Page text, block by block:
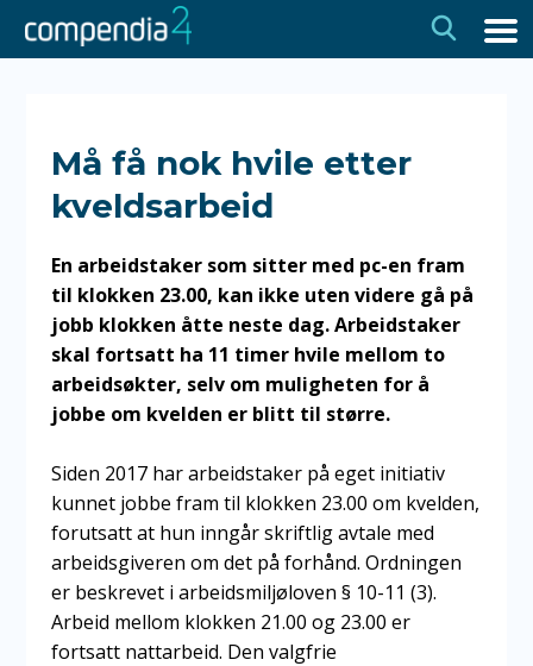
Må få nok hvile etter
kveldsarbeid
En arbeidstaker som sitter med pc-en fram
til klokken 23.00, kan ikke uten videre gå på
jobb klokken åtte neste dag. Arbeidstaker
skal fortsatt ha 11 timer hvile mellom to
arbeidsøkter, selv om muligheten for å
jobbe om kvelden er blitt til større.
Siden 2017 har arbeidstaker på eget initiativ
kunnet jobbe fram til klokken 23.00 om kvelden,
forutsatt at hun inngår skriftlig avtale med
arbeidsgiveren om det på forhånd. Ordningen
er beskrevet i arbeidsmiljøloven § 10-11 (3).
Arbeid mellom klokken 21.00 og 23.00 er
fortsatt nattarbeid. Den valgfrie